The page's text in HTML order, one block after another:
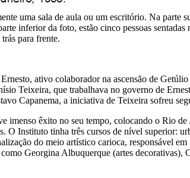
uma sala de aula ou um escritório. Na parte
inferior da foto, estão cinco pessoas
para frente.
ativo colaborador na ascensão de
Teixeira, que trabalhava no governo de
Capanema, a iniciativa de Teixeira sofreu
imenso êxito no seu tempo, colocando o Rio
O Instituto tinha três cursos de nível superior:
do meio artístico carioca, responsável
Georgina Albuquerque (artes